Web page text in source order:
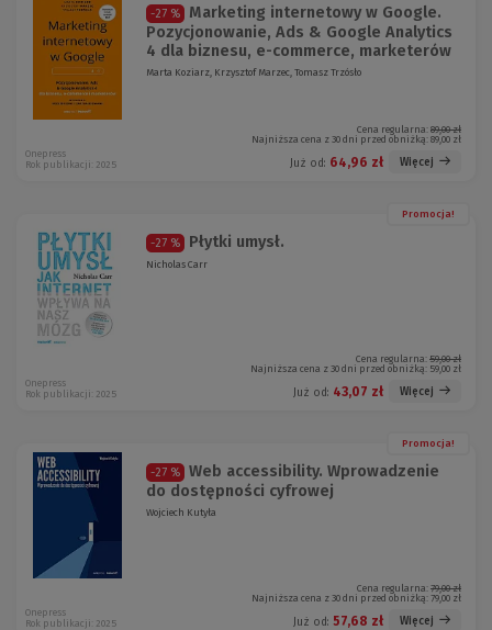
-27 %
Marketing internetowy w Google.
Pozycjonowanie, Ads & Google Analytics
4 dla biznesu, e-commerce, marketerów
Marta Koziarz, Krzysztof Marzec, Tomasz Trzósło
Cena regularna: 89,00 zł
Najniższa cena z 30 dni przed obniżką: 89,00 zł
Już od: 64,96 zł Więcej
Onepress
Rok publikacji: 2025
Promocja!
-27 % Płytki umysł.
Nicholas Carr
Cena regularna: 59,00 zł
Najniższa cena z 30 dni przed obniżką: 59,00 zł
Już od: 43,07 zł Więcej
Onepress
Rok publikacji: 2025
Promocja!
-27 %
Web accessibility. Wprowadzenie
do dostępności cyfrowej
Wojciech Kutyła
Cena regularna: 79,00 zł
Najniższa cena z 30 dni przed obniżką: 79,00 zł
Już od: 57,68 zł Więcej
Onepress
Rok publikacji: 2025